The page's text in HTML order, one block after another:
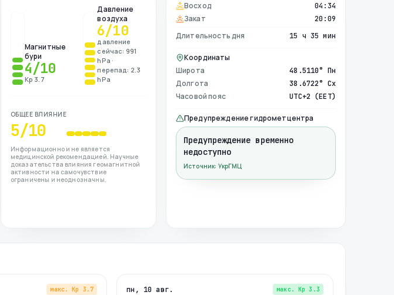
Магнитные
бури
4/10
Kp 3.7
Давление
воздуха
6/10
давление
сейчас: 991
hPa ·
перепад: 2.3
hPa
ОБЩЕЕ ВЛИЯНИЕ
5/10
Информационно и не является
медицинской рекомендацией. Научные
доказательства влияния геомагнитной
активности на самочувствие
ограничены и неоднозначны.
Восход
04:34
Закат 20:09
Длительность дня 15 ч 35 мин
Координаты
Широта
48.5110° Пн
Долгота 38.6722° Сх
Часовой пояс UTC+2 (EET)
Предупреждение гидрометцентра
Предупреждение временно
недоступно
Источник: УкрГМЦ
макс. Kp 3.7 пн, 10 авг. макс. Kp 3.3